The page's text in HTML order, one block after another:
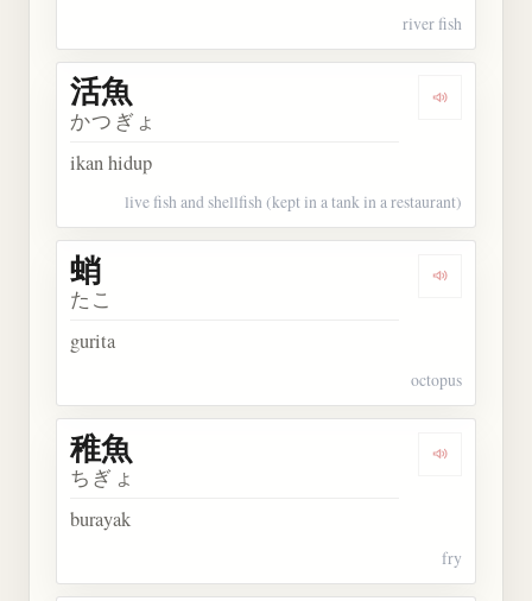
river fish
Dengarkan
活魚
かつぎょ
ikan hidup
live fish and shellfish (kept in a tank in a restaurant)
Dengarkan
蛸
たこ
gurita
octopus
Dengarkan
稚魚
ちぎょ
burayak
fry